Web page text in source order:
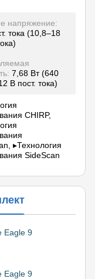
напряжение:
тока (10,8–18
7,68 Вт (640
В пост. тока)
CHIRP,
▸Технология
SideScan
Eagle 9
Eagle 9